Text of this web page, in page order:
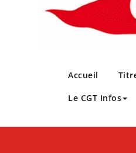
CGT
Accueil
Le CGT Infos